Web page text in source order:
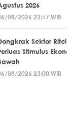
2026
08/2026 23:17 WIB
Sektor
Stimulus
08/2026 23:00 WIB